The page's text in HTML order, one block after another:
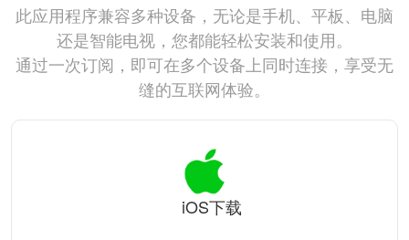
此应用程序兼容多种设备，无论是手机、平板、电脑
还是智能电视，您都能轻松安装和使用。
通过一次订阅，即可在多个设备上同时连接，享受无
缝的互联网体验。
iOS下载